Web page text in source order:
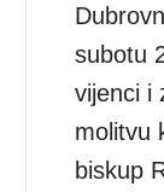
subotu
vijenci i
molitvu
biskup